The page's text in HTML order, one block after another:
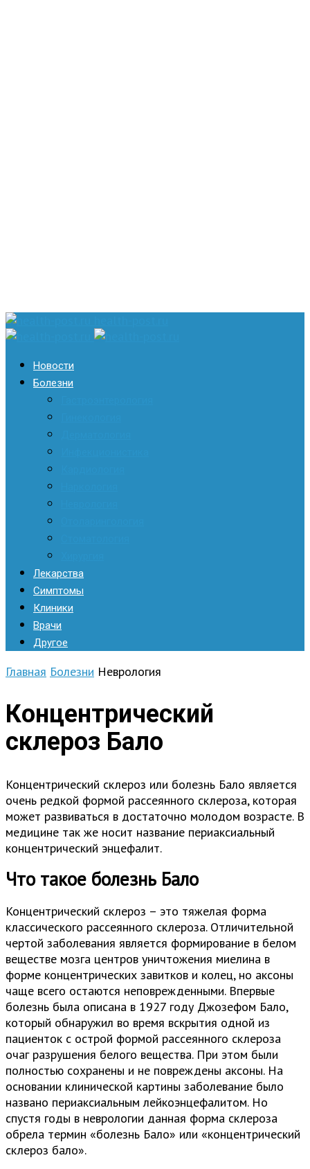
Новости
Болезни
Лекарства
Симптомы
Клиники
Врачи
Другое
Главная Болезни Неврология
Концентрический
склероз Бало
Концентрический склероз или болезнь Бало является
очень редкой формой рассеянного склероза, которая
может развиваться в достаточно молодом возрасте. В
медицине так же носит название периаксиальный
концентрический энцефалит.
Что такое болезнь Бало
Концентрический склероз – это тяжелая форма
классического рассеянного склероза. Отличительной
чертой заболевания является формирование в белом
веществе мозга центров уничтожения миелина в
форме концентрических завитков и колец, но аксоны
чаще всего остаются неповрежденными. Впервые
болезнь была описана в 1927 году Джозефом Бало,
который обнаружил во время вскрытия одной из
пациенток с острой формой рассеянного склероза
очаг разрушения белого вещества. При этом были
полностью сохранены и не повреждены аксоны. На
основании клинической картины заболевание было
названо периаксиальным лейкоэнцефалитом. Но
спустя годы в неврологии данная форма склероза
обрела термин «болезнь Бало» или «концентрический
склероз бало».